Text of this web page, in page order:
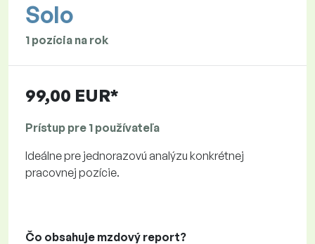
Solo
1 pozícia na rok
99,00 EUR*
Prístup pre 1 používateľa
Ideálne pre jednorazovú analýzu konkrétnej
pracovnej pozície.
Čo obsahuje mzdový report?